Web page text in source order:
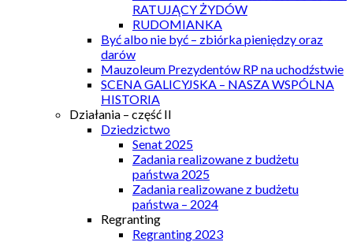
RATUJĄCY ŻYDÓW
RUDOMIANKA
Być albo nie być – zbiórka pieniędzy oraz
darów
Mauzoleum Prezydentów RP na uchodźstwie
SCENA GALICYJSKA – NASZA WSPÓLNA
HISTORIA
Działania – część II
Dziedzictwo
Senat 2025
Zadania realizowane z budżetu
państwa 2025
Zadania realizowane z budżetu
państwa – 2024
Regranting
Regranting 2023